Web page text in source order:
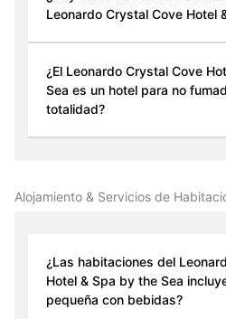
Leonardo Crystal Cove Hotel
¿El Leonardo Crystal Cove
Sea es un hotel para no
totalidad?
Alojamiento & Servicios de
¿Las habitaciones del
Hotel & Spa by the Sea
pequeña con bebidas?